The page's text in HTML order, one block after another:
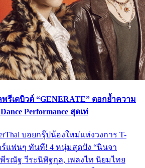
พรีเดบิวต์ “GENERATE” ตอกย้ำความ
Performance สุดเท่
บอยกรุ๊ปน้องใหม่แห่งวงการ T-
ร์แฟนๆ ทันที! 4 หนุ่มสุดปัง “นินจา
ณัฐ วีระนิพิฐกุล, เพลงไท นิยมไทย